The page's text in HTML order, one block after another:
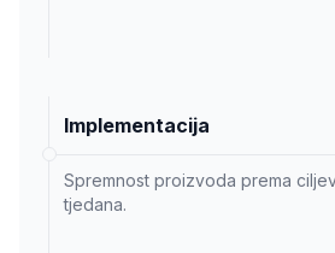
Implementacija
Spremnost proizvoda prema
tjedana.